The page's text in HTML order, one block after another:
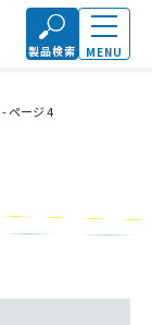
製品検索 MENU
-ページ 4